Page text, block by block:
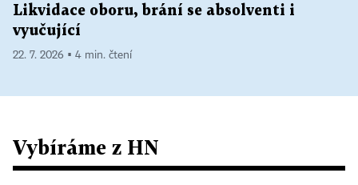
Likvidace oboru, brání se absolventi i
vyučující
22. 7. 2026 ▪ 4 min. čtení
Vybíráme z HN